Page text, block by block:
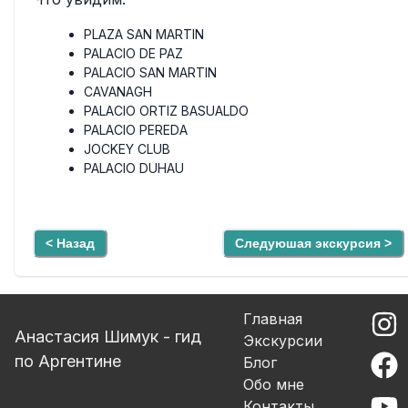
PLAZA SAN MARTIN
PALACIO DE PAZ
PALACIO SAN MARTIN
CAVANAGH
PALACIO ORTIZ BASUALDO
PALACIO PEREDA
JOCKEY CLUB
PALACIO DUHAU
< Назад Следуюшая экскурсия >
Анастасия Шимук - гид
по Аргентине
Главная
Экскурсии
Блог
Обо мне